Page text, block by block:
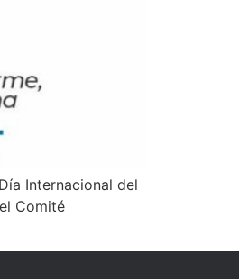
Internacional del
Comité